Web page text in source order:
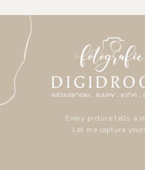
Every picture tells a
Let me capture